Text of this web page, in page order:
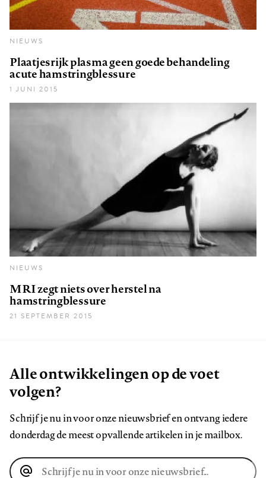
NIEUWS
Plaatjesrijk plasma geen goede behandeling
acute hamstringblessure
1 JUNI 2015
NIEUWS
MRI zegt niets over herstel na
hamstringblessure
21 SEPTEMBER 2015
Alle ontwikkelingen op de voet
volgen?
Schrijf je nu in voor onze nieuwsbrief en ontvang iedere
donderdag de meest opvallende artikelen in je mailbox.